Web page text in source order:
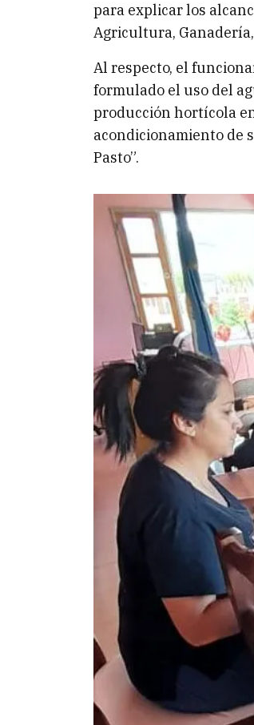
para explicar los
Agricultura,
Al respecto, el
formulado el uso del
producción hortícola
acondicionamiento de
Pasto”.